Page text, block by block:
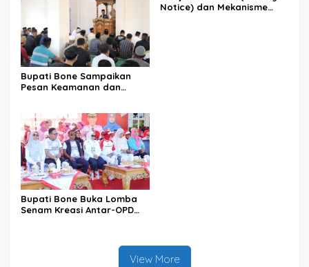
Bupati Bone Sampaikan
Pesan Keamanan dan
Notice) dan Mekanisme
Bupati Bone Buka Lomba
Senam Kreasi Antar-OPD
View More